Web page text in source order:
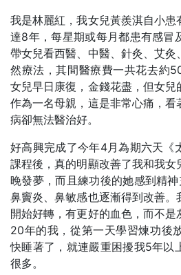
我是林麗紅，我女兒黃羨淇自小
達8年，每星期或每月都患有感冒
帶女兒看西醫、中醫、針灸、艾灸
然療法，其間醫療費一共花去約
女兒早日康復，金錢花盡，但女兒
作為一名母親，這是非常心痛，
病卻無法醫治好。
好高興完成了今年4月為期六天《
課程後，真的明顯改善了我和我
晚發夢，而且練功後的她感到精
鼻竇炎、鼻敏感也逐漸得到改善。
開始好轉，有更好的血色，而不是
20年的我，從第一天學習煉功後
快睡著了，就連嚴重困擾我5年以
很多。